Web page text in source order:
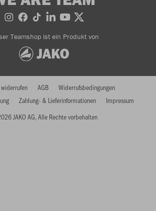
Teamshop ist ein Produkt von
JAKO AG, Alle Rechte vorbehalten
AGB
Widerrufsbedingungen
Zahlung- & Lieferinformationen Impressum